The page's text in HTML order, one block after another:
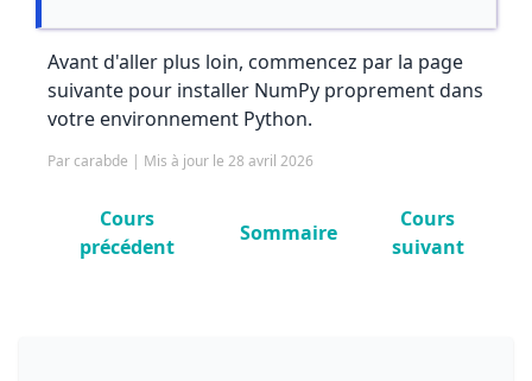
Avant d'aller plus loin, commencez par la page
suivante pour installer NumPy proprement dans
votre environnement Python.
Par carabde | Mis à jour le 28 avril 2026
Cours
précédent
Sommaire
Cours
suivant